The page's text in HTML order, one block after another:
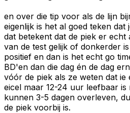
en over die tip voor als de lijn
eigenlijk is het al goed teken
dat betekent dat de piek er echt
van de test gelijk of donkerder
positief en dan is het echt go
BD'en dan die dag én de dag
vóór de piek als ze weten dat ie
eicel maar 12-24 uur leefbaar is
kunnen 3-5 dagen overleven,
de piek voorbij is.